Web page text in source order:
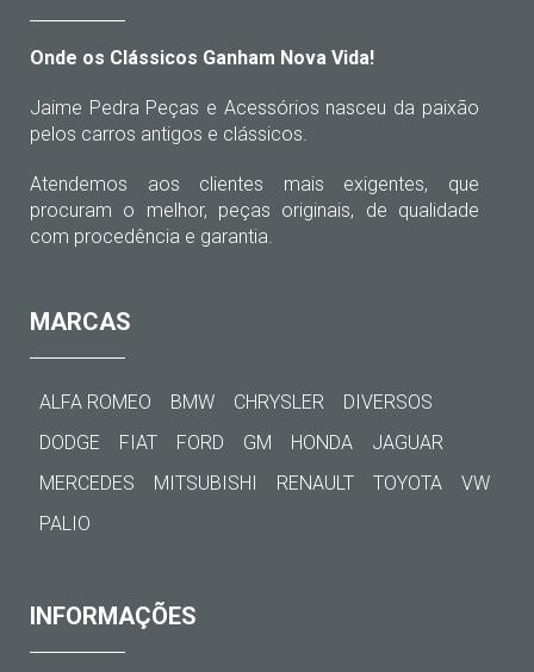
Onde os Clássicos Ganham Nova Vida!
Jaime Pedra Peças e Acessórios nasceu da paixão
pelos carros antigos e clássicos.
Atendemos aos clientes mais exigentes, que
procuram o melhor, peças originais, de qualidade
com procedência e garantia.
MARCAS
ALFA ROMEO BMW CHRYSLER
DIVERSOS
DODGE
FIAT FORD GM HONDA
JAGUAR
MERCEDES
MITSUBISHI RENAULT TOYOTA
VW
PALIO
INFORMAÇÕES